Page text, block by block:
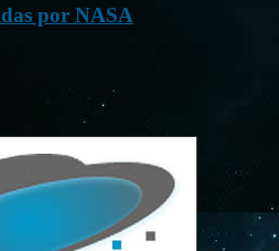
por NASA